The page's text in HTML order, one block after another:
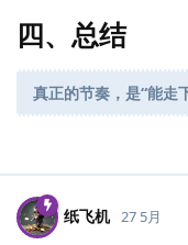
四、总结
真正的节奏，是“能走
纸飞机 27 5月